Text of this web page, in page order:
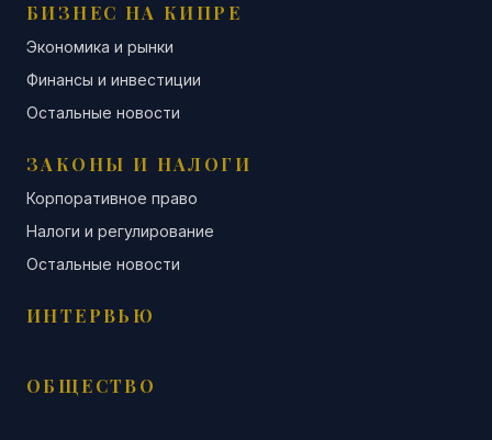
БИЗНЕС НА КИПРЕ
Экономика и рынки
Финансы и инвестиции
Остальные новости
ЗАКОНЫ И НАЛОГИ
Корпоративное право
Налоги и регулирование
Остальные новости
ИНТЕРВЬЮ
ОБЩЕСТВО